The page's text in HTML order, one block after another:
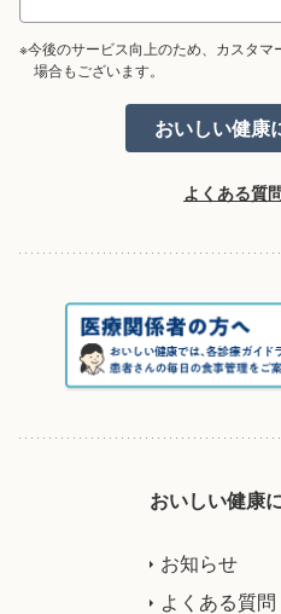
※今後のサービス向上のため、カスタマ
場合もございます。
よくある質
おいしい健康
お知らせ
よくある質問